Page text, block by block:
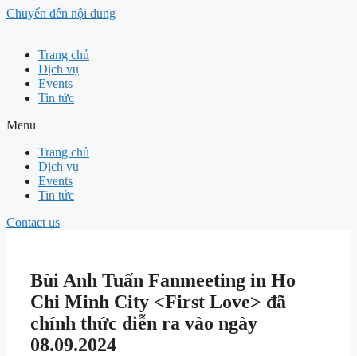
Chuyển đến nội dung
Trang chủ
Dịch vụ
Events
Tin tức
Menu
Trang chủ
Dịch vụ
Events
Tin tức
Contact us
Bùi Anh Tuấn Fanmeeting in Ho
Chi Minh City <First Love> đã
chính thức diễn ra vào ngày
08.09.2024